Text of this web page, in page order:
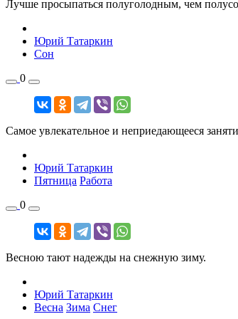
Лучше просыпаться полуголодным, чем
Юрий Татаркин
Сон
0
Самое увлекательное и неприедающееся
Юрий Татаркин
Пятница Работа
0
Весною тают надежды на снежную зиму.
Юрий Татаркин
Весна Зима Снег